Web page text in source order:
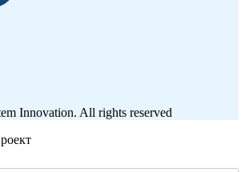
Innovation. All rights reserved